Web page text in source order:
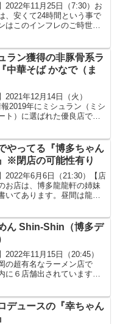
2022年11月25日（7:30）お
、安くて24時間という事で
はこのインフレのご時世の
メニュー激安とんこつラー
ラン獲得の非豚骨系ラ
中華そば かなで（ま
2021年12月14日（火）
2019年にミシュラン（ミシ
ト）に選ばれた優良店で
方席が埋まっているという
やってる『博多ちゃん
※閉店の可能性有り
2022年6月6日（21:30）【店
お店は、博多龍龍軒の姉妹
いてあります。昼間は龍龍
度も行ったことがある好き
ん Shin-Shin（博多デ
2022年11月15日（20:45）
の超有名なラーメン店で
に６店舗出されています。
名店で美味しいので、何度
デュースの『幸ちゃん